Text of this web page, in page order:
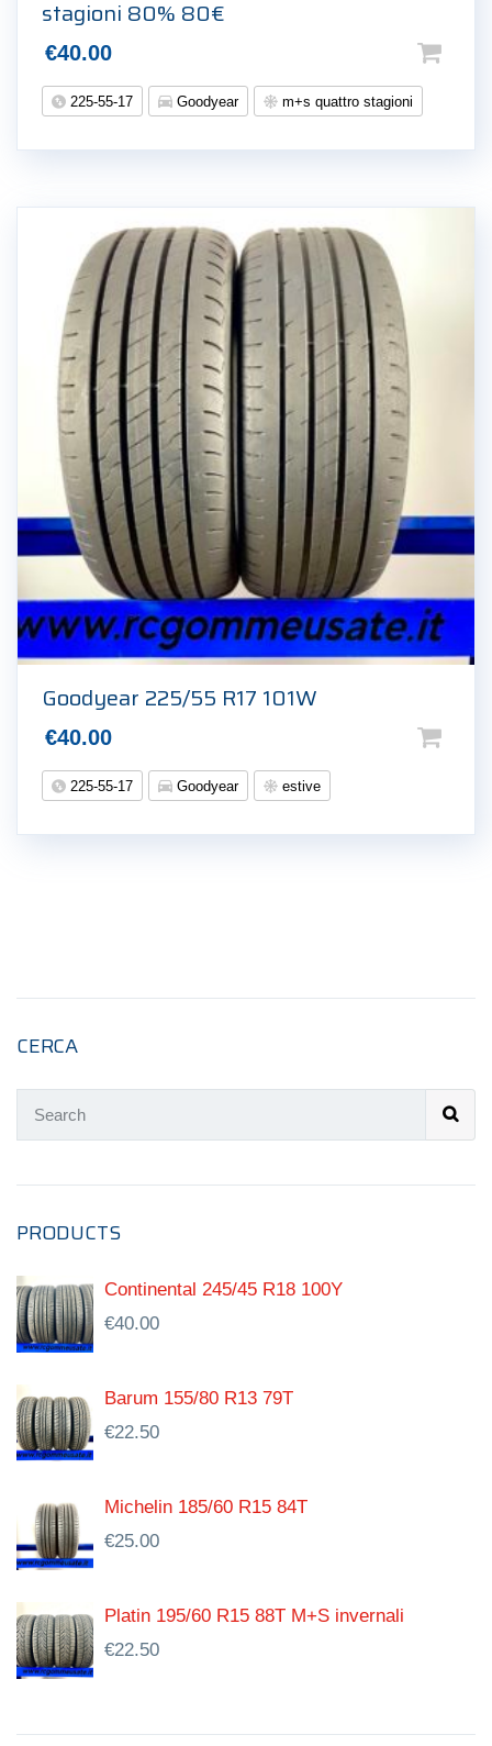
stagioni 80% 80€
€40.00
225-55-17 Goodyear m+s quattro stagioni
Goodyear 225/55 R17 101W
€40.00
225-55-17 Goodyear estive
CERCA
PRODUCTS
Continental 245/45 R18 100Y
€40.00
Barum 155/80 R13 79T
€22.50
Michelin 185/60 R15 84T
€25.00
Platin 195/60 R15 88T M+S invernali
€22.50